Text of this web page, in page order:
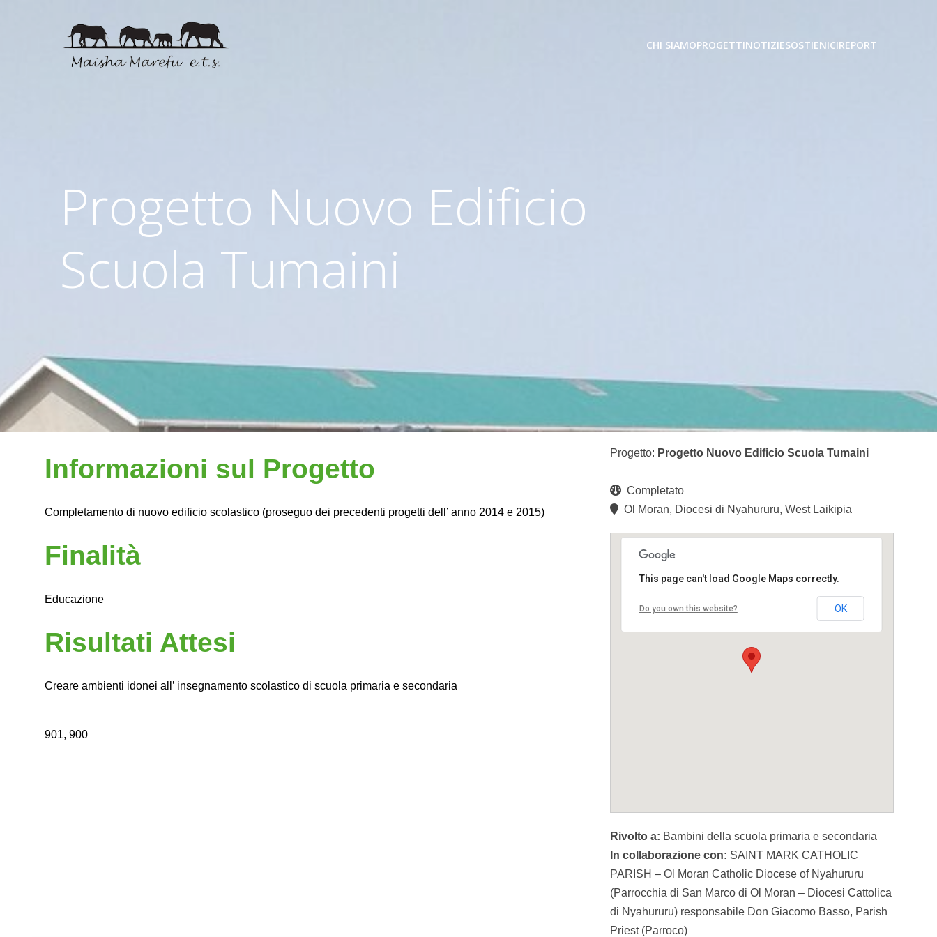
CHI SIAMOPROGETTINOTIZIESOSTIENICIREPORT
Progetto Nuovo Edificio
Scuola Tumaini
Informazioni sul Progetto
Completamento di nuovo edificio scolastico (proseguo dei precedenti progetti dell’ anno 2014 e 2015)
Finalità
Educazione
Risultati Attesi
Creare ambienti idonei all’ insegnamento scolastico di scuola primaria e secondaria
901, 900
Progetto: Progetto Nuovo Edificio Scuola Tumaini
Completato
Ol Moran, Diocesi di Nyahururu, West Laikipia
This page can't load Google Maps correctly.
Do you own this website? OK
Rivolto a: Bambini della scuola primaria e secondaria
In collaborazione con: SAINT MARK CATHOLIC
PARISH – Ol Moran Catholic Diocese of Nyahururu
(Parrocchia di San Marco di Ol Moran – Diocesi Cattolica
di Nyahururu) responsabile Don Giacomo Basso, Parish
Priest (Parroco)